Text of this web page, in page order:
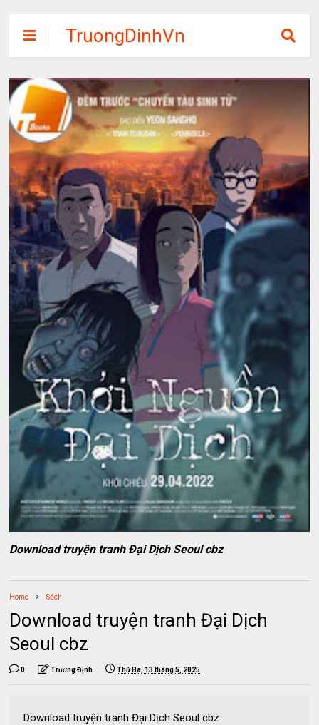
TruongDinhVn
Chia sẽ ebook,
các khóa học,
phần mềm học
tập miễn phí
Download truyện tranh Đại Dịch Seoul cbz
Home Sách
Download truyện tranh Đại Dịch
Seoul cbz
0 Trương Định Thứ Ba, 13 tháng 5, 2025
Download truyện tranh Đại Dịch Seoul cbz